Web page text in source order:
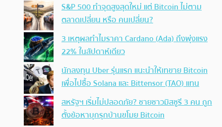
S&P 500 ทำจุดสูงสุดใหม่ แต่ Bitcoin ไม่ตาม
ตลาดเปลี่ยน หรือ คนเปลี่ยน?
3 เหตุผลทำไมราคา Cardano (Ada) ถึงพุ่งแรง
22% ในสัปดาห์เดียว
นักลงทุน Uber รุ่นแรก แนะนำให้เทขาย Bitcoin
เพื่อไปซื้อ Solana และ Bittensor (TAO) แทน
สหรัฐฯ เริ่มไม่ปลอดภัย? ชายชาวมิสซูรี 3 คน ถูก
ตั้งข้อหาบุกรุกบ้านขโมย Bitcoin